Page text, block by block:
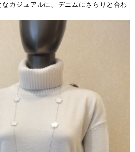
カジュアルに、デニムにさらりと合わ